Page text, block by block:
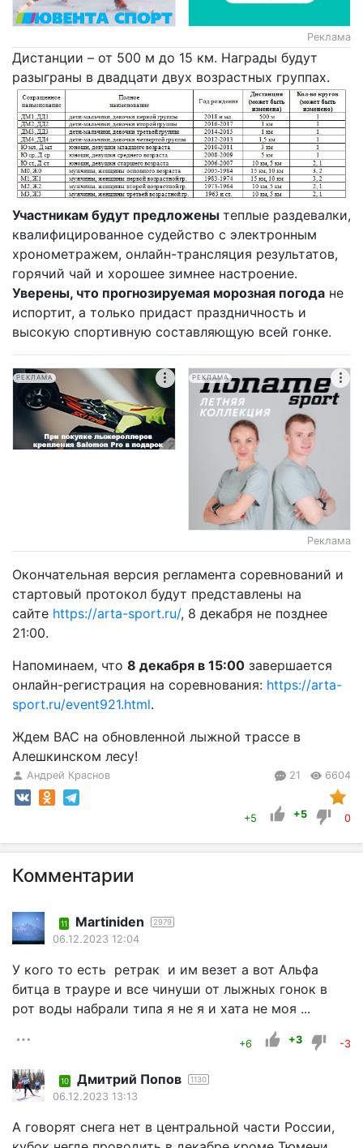
Реклама
Дистанции – от 500 м до 15 км. Награды будут
разыграны в двадцати двух возрастных группах.
Участникам будут предложены теплые раздевалки,
квалифицированное судейство с электронным
хронометражем, онлайн-трансляция результатов,
горячий чай и хорошее зимнее настроение.
Уверены, что прогнозируемая морозная погода не
испортит, а только придаст праздничность и
высокую спортивную составляющую всей гонке.
РЕКЛАМА РЕКЛАМА
Реклама
Окончательная версия регламента соревнований и
стартовый протокол будут представлены на
сайте https://arta-sport.ru/, 8 декабря не позднее
21:00.
Напоминаем, что 8 декабря в 15:00 завершается
онлайн-регистрация на соревнования: https://arta-
sport.ru/event921.html.
Ждем ВАС на обновленной лыжной трассе в
Алешкинском лесу!
Андрей Краснов 21 6604
+5 +5 0
Комментарии
11 Martiniden 2979
06.12.2023 12:04
У кого то есть ретрак и им везет а вот Альфа
битца в трауре и все чинуши от лыжных гонок в
рот воды набрали типа я не я и хата не моя ...
+6 +3 -3
10 Дмитрий Попов 1130
06.12.2023 13:13
А говорят снега нет в центральной части России,